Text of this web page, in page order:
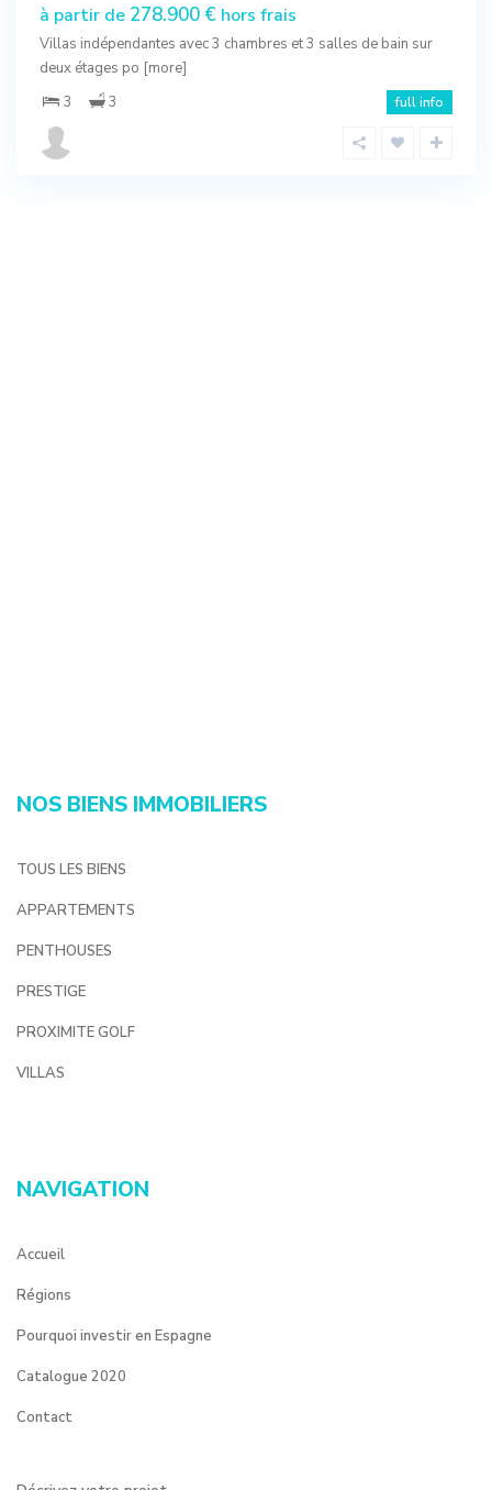
à partir de 278.900 € hors frais
Villas indépendantes avec 3 chambres et 3 salles de bain sur
deux étages po [more]
3
3 full info
NOS BIENS IMMOBILIERS
TOUS LES BIENS
APPARTEMENTS
PENTHOUSES
PRESTIGE
PROXIMITE GOLF
VILLAS
NAVIGATION
Accueil
Régions
Pourquoi investir en Espagne
Catalogue 2020
Contact